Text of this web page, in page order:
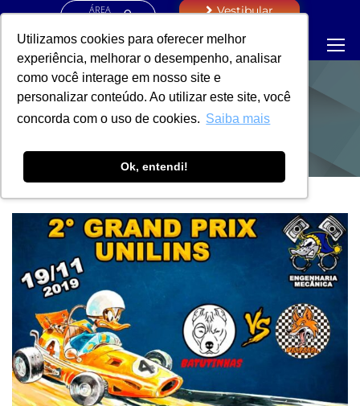
Utilizamos cookies para oferecer melhor
experiência, melhorar o desempenho, analisar
como você interage em nosso site e
personalizar conteúdo. Ao utilizar este site, você
concorda com o uso de cookies. Saiba mais
Ok, entendi!
ÁREA
Vestibular
NOTÍCIAS